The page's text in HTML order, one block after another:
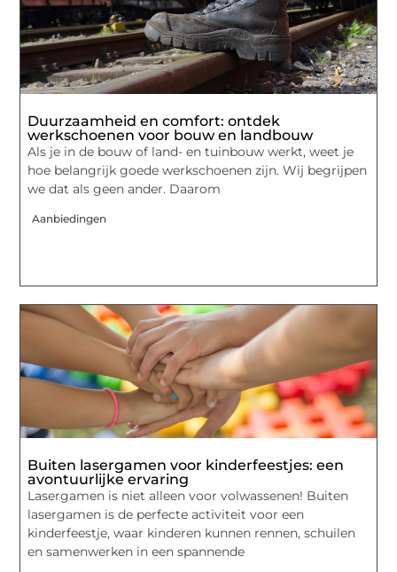
Duurzaamheid en comfort: ontdek
werkschoenen voor bouw en landbouw
Als je in de bouw of land- en tuinbouw werkt, weet je
hoe belangrijk goede werkschoenen zijn. Wij begrijpen
we dat als geen ander. Daarom
Aanbiedingen
Buiten lasergamen voor kinderfeestjes: een
avontuurlijke ervaring
Lasergamen is niet alleen voor volwassenen! Buiten
lasergamen is de perfecte activiteit voor een
kinderfeestje, waar kinderen kunnen rennen, schuilen
en samenwerken in een spannende